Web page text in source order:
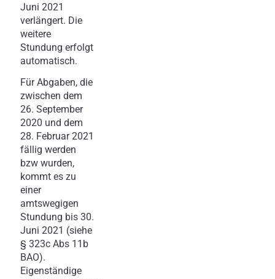
Juni 2021
verlängert. Die
weitere
Stundung erfolgt
automatisch.
Für Abgaben, die
zwischen dem
26. September
2020 und dem
28. Februar 2021
fällig werden
bzw wurden,
kommt es zu
einer
amtswegigen
Stundung bis 30.
Juni 2021 (siehe
§ 323c Abs 11b
BAO).
Eigenständige